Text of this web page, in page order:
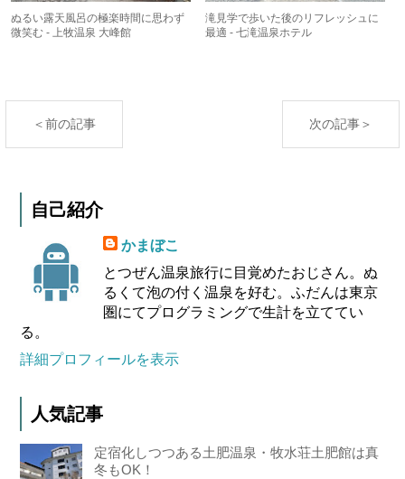
ぬるい露天風呂の極楽時間に思わず
微笑む - 上牧温泉 大峰館
滝見学で歩いた後のリフレッシュに
最適 - 七滝温泉ホテル
＜前の記事 次の記事＞
自己紹介
かまぼこ
とつぜん温泉旅行に目覚めたおじさん。ぬ
るくて泡の付く温泉を好む。ふだんは東京
圏にてプログラミングで生計を立ててい
る。
詳細プロフィールを表示
人気記事
定宿化しつつある土肥温泉・牧水荘土肥館は真
冬もOK！